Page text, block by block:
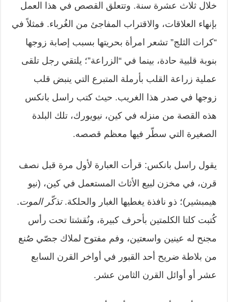
خلال ثلاث عشرة سنة. وتتعلق القصص في هذا العمل
بإنهاء العلاقات، والاقتراب المفاجئ من الغُرباء. فمثلاً في
“كرات الثلج” تشعر امرأة بحريتها بسبب إصابة زوجها
بنوبة قلبية حادة، بينما في “الزراعة”؛ يلتقي رجل تلقى
عملية زراعة القلب بأرملة المتبرع التي ينبض قلب
زوجها في صدر هذا الغريب. حيث كتب راسل بانكس
هذه القصة من منزله في كين، نيويورك، تلك البلدة
الصغيرة التي سطّر فيها معظم قصصه.
يقول راسل بانكس: قرأت العبارة لأول مرة قبل نصف
قرن، في مخزن لبيع الأثاث المستعمل في كين، (نيو
هيمبشير)؛ ذو نافذة يغطيها الغبار والحلكة.تذكّر الموت.
كُتبت كلتا الكلمتين بأحرف كبيرة، ونُقشتا تحت رأس
مجنح له عينين واسعتين، وفم مفتوح لملاك جصّي صُنع
من بلاطة ضريح أحد القبور في أواخر القرن السابع
عشر أو أوائل القرن الثامن عشر.